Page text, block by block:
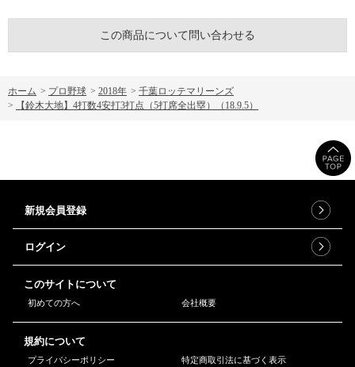
この商品について問い合わせる
ホーム > プロ野球 > 2018年 > 千葉ロッテマリーンズ
>
【鈴木大地】4打数4安打3打点（5打席全出塁）（18.9.5）
新規会員登録
ログイン
このサイトについて
初めての方へ 会社概要
規約について
プライバシーポリシー 特定商取引法に基づく表示